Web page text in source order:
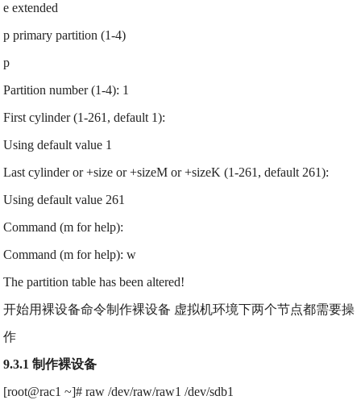
e extended
p primary partition (1-4)
p
Partition number (1-4): 1
First cylinder (1-261, default 1):
Using default value 1
Last cylinder or +size or +sizeM or +sizeK (1-261, default 261):
Using default value 261
Command (m for help):
Command (m for help): w
The partition table has been altered!
开始用裸设备命令制作裸设备 虚拟机环境下两个节点都需要操
作
9.3.1 制作裸设备
[root@rac1 ~]# raw /dev/raw/raw1 /dev/sdb1